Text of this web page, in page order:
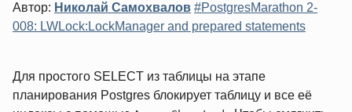
Автор: Николай Самохвалов #PostgresMarathon 2-
008: LWLock:LockManager and prepared statements
Для простого SELECT из таблицы на этапе
планирования Postgres блокирует таблицу и все её